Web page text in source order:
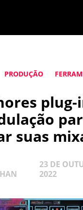
PRODUÇÃO
plug-
suas
23 DE
2022